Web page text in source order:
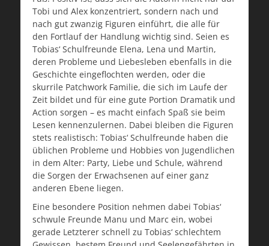
Tobi und Alex konzentriert, sondern nach und
nach gut zwanzig Figuren einführt, die alle für
den Fortlauf der Handlung wichtig sind. Seien es
Tobias‘ Schulfreunde Elena, Lena und Martin,
deren Probleme und Liebesleben ebenfalls in die
Geschichte eingeflochten werden, oder die
skurrile Patchwork Familie, die sich im Laufe der
Zeit bildet und für eine gute Portion Dramatik und
Action sorgen – es macht einfach Spaß sie beim
Lesen kennenzulernen. Dabei bleiben die Figuren
stets realistisch: Tobias‘ Schulfreunde haben die
üblichen Probleme und Hobbies von Jugendlichen
in dem Alter: Party, Liebe und Schule, während
die Sorgen der Erwachsenen auf einer ganz
anderen Ebene liegen.
Eine besondere Position nehmen dabei Tobias‘
schwule Freunde Manu und Marc ein, wobei
gerade Letzterer schnell zu Tobias‘ schlechtem